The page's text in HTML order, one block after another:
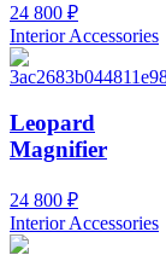
24 800 ₽
Interior Accessories
Leopard
Magnifier
24 800 ₽
Interior Accessories